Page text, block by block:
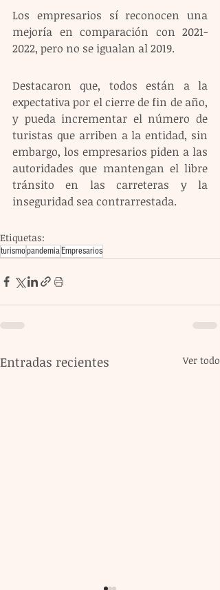
Los empresarios sí reconocen una
mejoría en comparación con 2021-
2022, pero no se igualan al 2019.
Destacaron que, todos están a la
expectativa por el cierre de fin de año,
y pueda incrementar el número de
turistas que arriben a la entidad, sin
embargo, los empresarios piden a las
autoridades que mantengan el libre
tránsito en las carreteras y la
inseguridad sea contrarrestada.
Etiquetas:
turismopandemia Empresarios
Entradas recientes Ver todo